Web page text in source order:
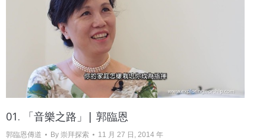
01. 「音樂之路」| 郭臨恩
郭臨恩傳道 By 崇拜探索 11 月 27 日, 2014 年